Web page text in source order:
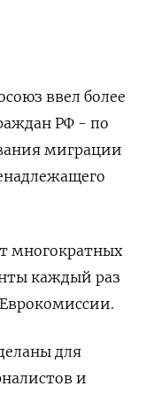
ввел более
РФ - по
миграции
многократных
каждый раз
для
и